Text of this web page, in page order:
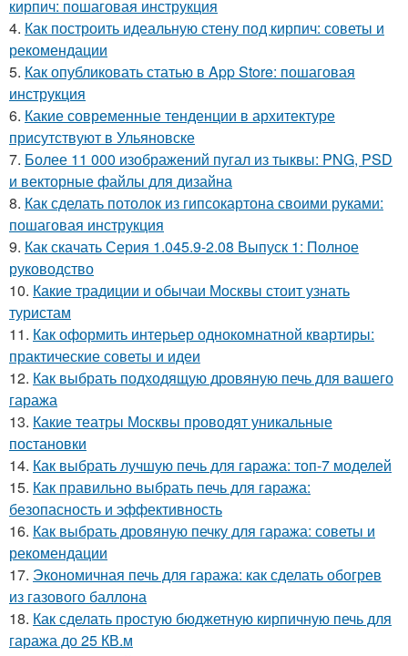
кирпич: пошаговая инструкция
4. Как построить идеальную стену под кирпич: советы и
рекомендации
5. Как опубликовать статью в App Store: пошаговая
инструкция
6. Какие современные тенденции в архитектуре
присутствуют в Ульяновске
7. Более 11 000 изображений пугал из тыквы: PNG, PSD
и векторные файлы для дизайна
8. Как сделать потолок из гипсокартона своими руками:
пошаговая инструкция
9. Как скачать Серия 1.045.9-2.08 Выпуск 1: Полное
руководство
10. Какие традиции и обычаи Москвы стоит узнать
туристам
11. Как оформить интерьер однокомнатной квартиры:
практические советы и идеи
12. Как выбрать подходящую дровяную печь для вашего
гаража
13. Какие театры Москвы проводят уникальные
постановки
14. Как выбрать лучшую печь для гаража: топ-7 моделей
15. Как правильно выбрать печь для гаража:
безопасность и эффективность
16. Как выбрать дровяную печку для гаража: советы и
рекомендации
17. Экономичная печь для гаража: как сделать обогрев
из газового баллона
18. Как сделать простую бюджетную кирпичную печь для
гаража до 25 КВ.м